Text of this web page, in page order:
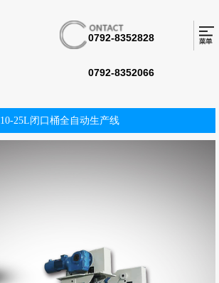
0792-8352828
0792-8352066
10-25L闭口桶全自动生产线